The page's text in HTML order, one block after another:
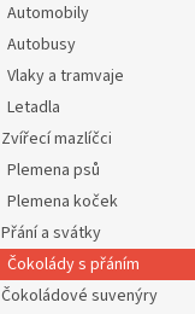
Automobily
Autobusy
Vlaky a tramvaje
Letadla
Zvířecí mazlíčci
Plemena psů
Plemena koček
Přání a svátky
Čokolády s přáním
Čokoládové suvenýry